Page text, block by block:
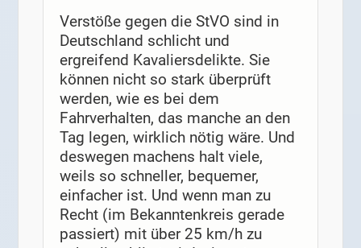
Verstöße gegen die StVO sind in
Deutschland schlicht und
ergreifend Kavaliersdelikte. Sie
können nicht so stark überprüft
werden, wie es bei dem
Fahrverhalten, das manche an den
Tag legen, wirklich nötig wäre. Und
deswegen machens halt viele,
weils so schneller, bequemer,
einfacher ist. Und wenn man zu
Recht (im Bekanntenkreis gerade
passiert) mit über 25 km/h zu